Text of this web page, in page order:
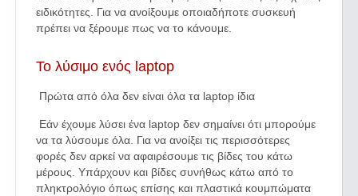
ειδικότητες. Για να ανοίξουμε οποιαδήποτε συσκευή
πρέπει να ξέρουμε πως να το κάνουμε.
Το λύσιμο ενός laptop
Πρώτα από όλα δεν είναι όλα τα laptop ίδια
Εάν έχουμε λύσει ένα laptop δεν σημαίνει ότι μπορούμε
να τα λύσουμε όλα. Για να ανοίξει τις περισσότερες
φορές δεν αρκεί να αφαιρέσουμε τις βίδες του κάτω
μέρους. Υπάρχουν και βίδες συνήθως κάτω από το
πληκτρολόγιο όπως επίσης και πλαστικά κουμπώματα